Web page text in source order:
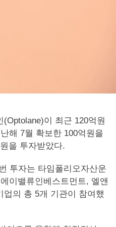
이 최근 120억원
해 7월 확보한 100억원을
을 투자받았다.
투자는 타임폴리오자산운
이밸류인베스트먼트, 엘앤
의 총 5개 기관이 참여했